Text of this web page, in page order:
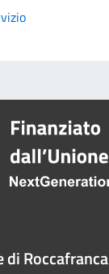
di Roccafranca